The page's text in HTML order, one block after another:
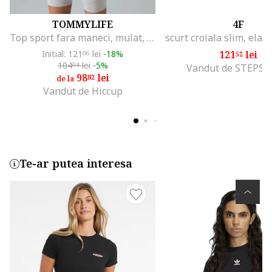
TOMMYLIFE
Top sport fara maneci, mulat, negru, 95% poliester, 5% elastan
Initial: 121 06 lei -18%
10404lei -5%
de la9882lei
Vandut de Hiccup
4F
12152lei
Vandut de
Te-ar putea interesa